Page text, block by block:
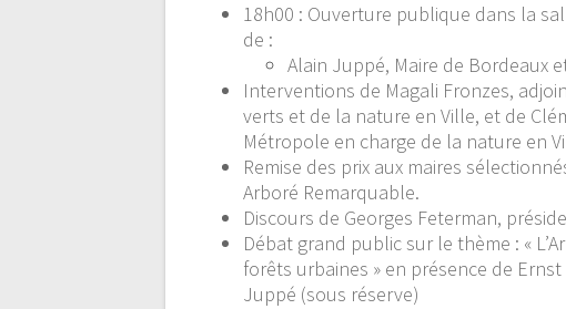
18h00 : Ouverture publique dans la
de :
Alain Juppé, Maire de Bordeaux
Interventions de Magali Fronzes,
verts et de la nature en Ville, et de
Métropole en charge de la nature en
Remise des prix aux maires
Arboré Remarquable.
Discours de Georges Feterman,
Débat grand public sur le thème : «
forêts urbaines » en présence de
Juppé (sous réserve)